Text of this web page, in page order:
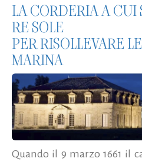
LA CORDERIA A CUI
RE SOLE
PER RISOLLEVARE
MARINA
Quando il 9 marzo 1661 il